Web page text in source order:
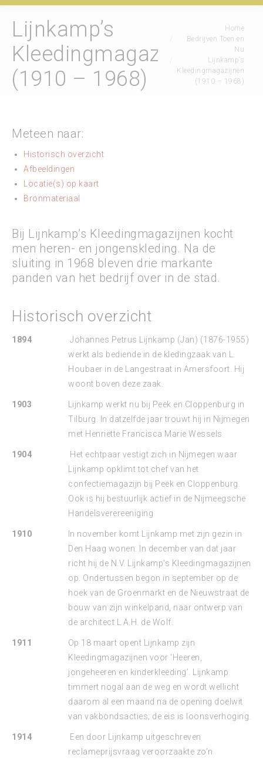
Lijnkamp’s
Kleedingmagazijnen
(1910 – 1968)
Home
Bedrijven Toen en
Nu
Lijnkamp’s
Kleedingmagazijnen
(1910 – 1968)
Meteen naar:
Historisch overzicht
Afbeeldingen
Locatie(s) op kaart
Bronmateriaal
Bij Lijnkamp’s Kleedingmagazijnen kocht
men heren- en jongenskleding. Na de
sluiting in 1968 bleven drie markante
panden van het bedrijf over in de stad.
Historisch overzicht
1894
Johannes Petrus Lijnkamp (Jan) (1876-1955)
werkt als bediende in de kledingzaak van L.
Houbaer in de Langestraat in Amersfoort. Hij
woont boven deze zaak.
1903
Lijnkamp werkt nu bij Peek en Cloppenburg in
Tilburg. In datzelfde jaar trouwt hij in Nijmegen
met Henriëtte Francisca Marie Wessels
1904
Het echtpaar vestigt zich in Nijmegen waar
Lijnkamp opklimt tot chef van het
confectiemagazijn bij Peek en Cloppenburg.
Ook is hij bestuurlijk actief in de Nijmeegsche
Handelsverereeniging
1910
In november komt Lijnkamp met zijn gezin in
Den Haag wonen. In december van dat jaar
richt hij de N.V. Lijnkamp’s Kleedingmagazijnen
op. Ondertussen begon in september op de
hoek van de Groenmarkt en de Nieuwstraat de
bouw van zijn winkelpand, naar ontwerp van
de architect L.A.H. de Wolf.
1911
Op 18 maart opent Lijnkamp zijn
Kleedingmagazijnen voor ‘Heeren,
jongeheeren en kinderkleeding’. Lijnkamp
timmert nogal aan de weg en wordt wellicht
daarom al een maand na de opening doelwit
van vakbondsacties; de eis is loonsverhoging.
1914
Een door Lijnkamp uitgeschreven
reclameprijsvraag veroorzaakte zo’n